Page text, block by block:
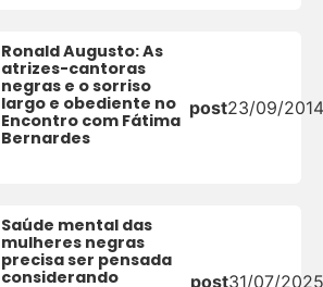
Ronald Augusto: As
atrizes-cantoras
negras e o sorriso
largo e obediente no
Encontro com Fátima
Bernardes
post23/09/
Saúde mental das
mulheres negras
precisa ser pensada
considerando
post31/07/2025